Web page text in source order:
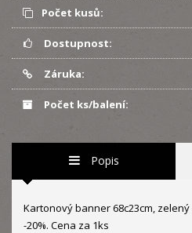
Počet kusů:
Dostupnost:
Záruka:
Počet ks/balení:
Popis
Kartonový banner 68c23cm,
-20%. Cena za 1ks